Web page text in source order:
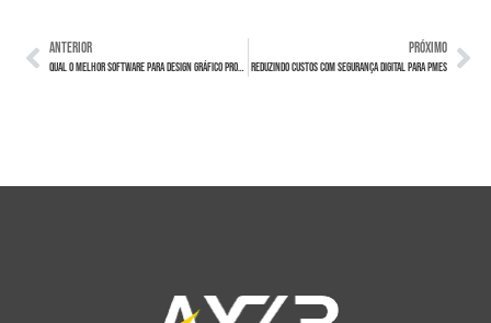
ANTERIOR
Qual o melhor software para design gráfico profissional?
PRÓXIMO
Reduzindo custos com segurança digital para PMEs